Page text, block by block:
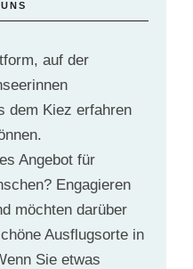
auf der
dem Kiez erfahren
Angebot für
Engagieren
möchten darüber
Ausflugsorte in
Sie etwas